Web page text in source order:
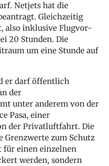
Netjets hat die
Gleichzeitig
also inklusive Flugvor-
20 Stunden. Die
um eine Stunde auf
er darf öffentlich
der
unter anderem von der
Pasa, einer
der Privatluftfahrt. Die
Grenzwerte zum Schutz
für einen einzelnen
werden, sondern